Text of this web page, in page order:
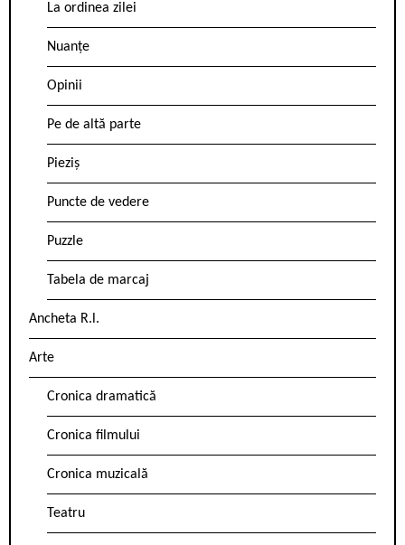
La ordinea zilei
Nuanțe
Opinii
Pe de altă parte
Pieziș
Puncte de vedere
Puzzle
Tabela de marcaj
Ancheta R.l.
Arte
Cronica dramatică
Cronica filmului
Cronica muzicală
Teatru